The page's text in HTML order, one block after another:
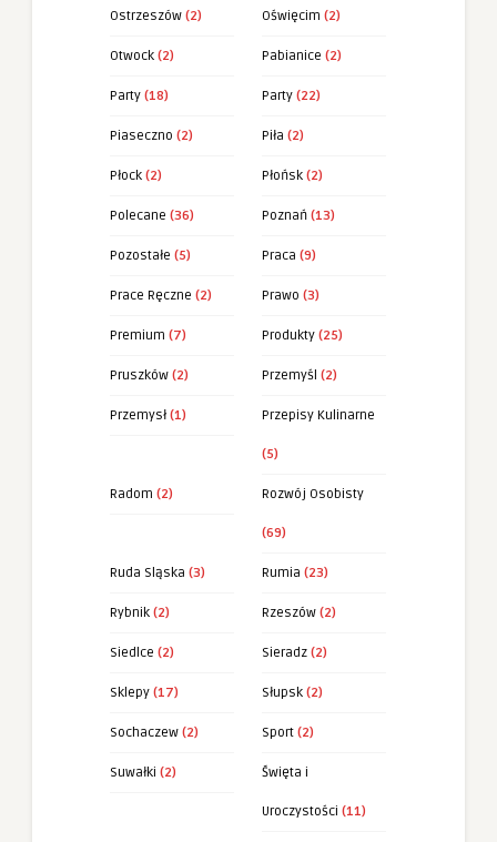
Ostrzeszów (2) Oświęcim (2)
Otwock (2) Pabianice (2)
Party (18) Party (22)
Piaseczno (2) Piła (2)
Płock (2) Płońsk (2)
Polecane (36) Poznań (13)
Pozostałe (5) Praca (9)
Prace Ręczne (2) Prawo (3)
Premium (7) Produkty (25)
Pruszków (2) Przemyśl (2)
Przemysł (1) Przepisy Kulinarne
(5)
Radom (2) Rozwój Osobisty
(69)
Ruda Sląska (3) Rumia (23)
Rybnik (2) Rzeszów (2)
Siedlce (2) Sieradz (2)
Sklepy (17) Słupsk (2)
Sochaczew (2) Sport (2)
Suwałki (2) Święta i
Uroczystości (11)